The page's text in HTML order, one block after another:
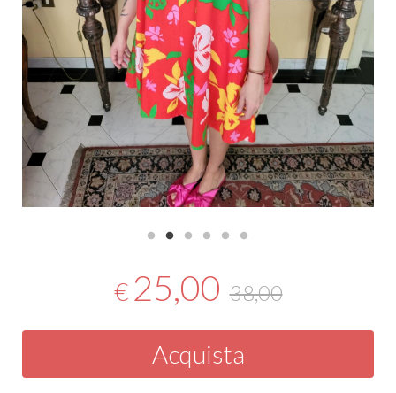
€ 25,00 38,00
Acquista